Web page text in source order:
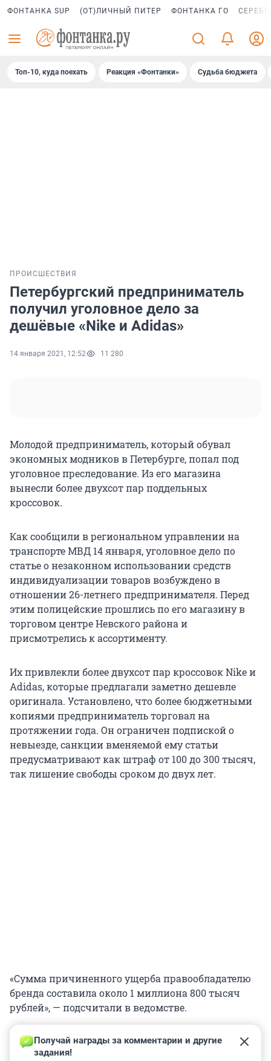
ФОНТАНКА SUP (ОТ)ЛИЧНЫЙ ПИТЕР ФОНТАНКА ГО
Топ-10, куда поехать Реакция «Фонтанки» Судьба бюджета
ПРОИСШЕСТВИЯ
Петербургский предприниматель
получил уголовное дело за
дешёвые «Nike и Adidas»
14 января 2021, 12:52 11 280
Молодой предприниматель, который обувал
экономных модников в Петербурге, попал под
уголовное преследование. Из его магазина
вынесли более двухсот пар поддельных
кроссовок.
Как сообщили в региональном управлении на
транспорте МВД 14 января, уголовное дело по
статье о незаконном использовании средств
индивидуализации товаров возбуждено в
отношении 26-летнего предпринимателя. Перед
этим полицейские прошлись по его магазину в
торговом центре Невского района и
присмотрелись к ассортименту.
Их привлекли более двухсот пар кроссовок Nike и
Adidas, которые предлагали заметно дешевле
оригинала. Установлено, что более бюджетными
копиями предприниматель торговал на
протяжении года. Он ограничен подпиской о
невыезде, санкции вменяемой ему статьи
предусматривают как штраф от 100 до 300 тысяч,
так лишение свободы сроком до двух лет.
«Сумма причиненного ущерба правообладателю
бренда составила около 1 миллиона 800 тысяч
рублей», — подсчитали в ведомстве.
Получай награды за комментарии и другие
задания!